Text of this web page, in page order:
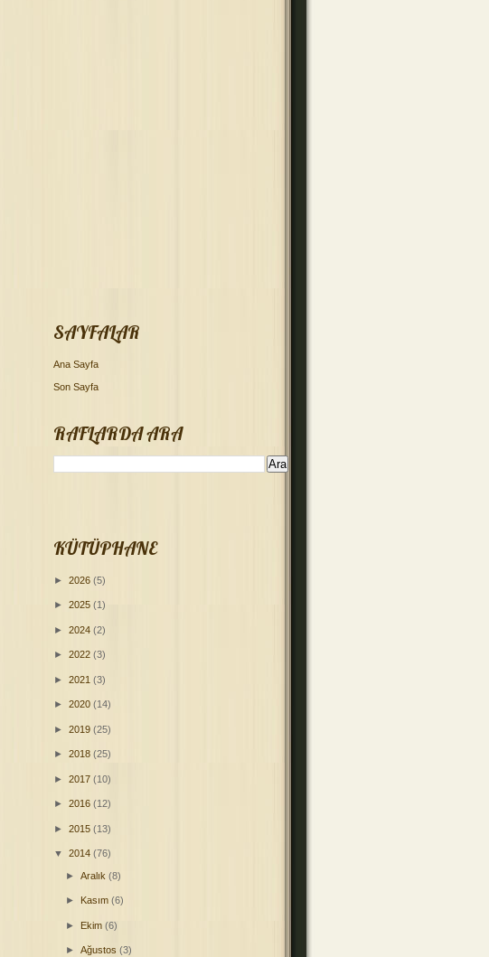
SAYFALAR
Ana Sayfa
Son Sayfa
RAFLARDA ARA
KÜTÜPHANE
► 2026 (5)
► 2025 (1)
► 2024 (2)
► 2022 (3)
► 2021 (3)
► 2020 (14)
► 2019 (25)
► 2018 (25)
► 2017 (10)
► 2016 (12)
► 2015 (13)
▼ 2014 (76)
►Aralık(8)
► Kasım(6)
► Ekim(6)
►Ağustos(3)